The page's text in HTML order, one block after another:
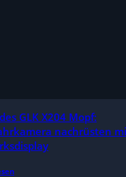
GLK X204 Mopf:
nachrüsten